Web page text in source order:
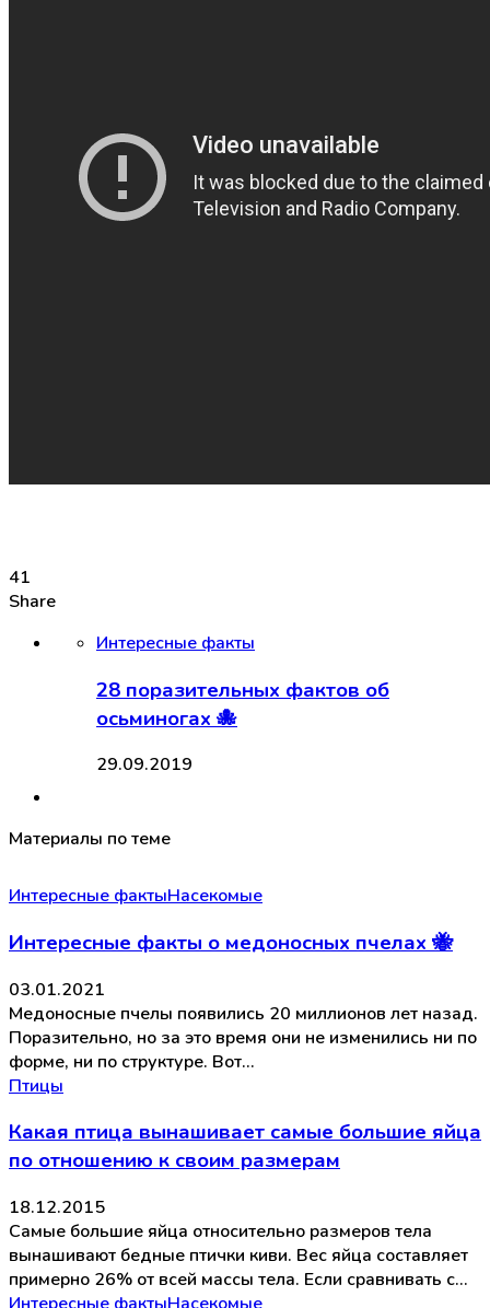
41
Share
Интересные факты
28 поразительных фактов об
осьминогах 🐙
29.09.2019
Материалы по теме
Интересные фактыНасекомые
Интересные факты о медоносных пчелах 🐝
03.01.2021
Медоносные пчелы появились 20 миллионов лет назад.
Поразительно, но за это время они не изменились ни по
форме, ни по структуре. Вот…
Птицы
Какая птица вынашивает самые большие яйца
по отношению к своим размерам
18.12.2015
Самые большие яйца относительно размеров тела
вынашивают бедные птички киви. Вес яйца составляет
примерно 26% от всей массы тела. Если сравнивать с…